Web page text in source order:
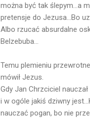
można być tak ślepym...a
pretensje do Jezusa...Bo
Albo rzucać absurdalne
Belzebuba...
Temu plemieniu
mówił Jezus.
Gdy Jan Chrzciciel
i w ogóle jakiś dziwny
nauczać pogan, bo nie